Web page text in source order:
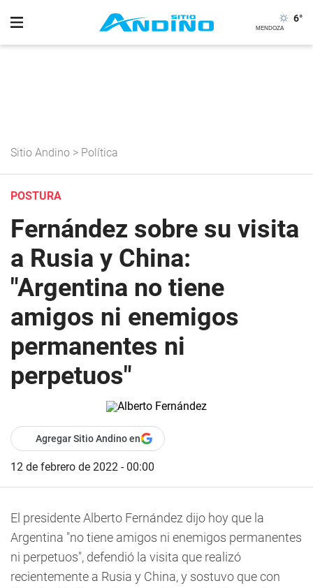
6°
Sitio Andino > Política
POSTURA
Fernández sobre su visita
a Rusia y China:
"Argentina no tiene
amigos ni enemigos
permanentes ni
perpetuos"
Agregar Sitio Andino en
12 de febrero de 2022 - 00:00
El presidente Alberto Fernández dijo hoy que la
Argentina "no tiene amigos ni enemigos permanentes
ni perpetuos", defendió la visita que realizó
recientemente a Rusia y China, y sostuvo que con